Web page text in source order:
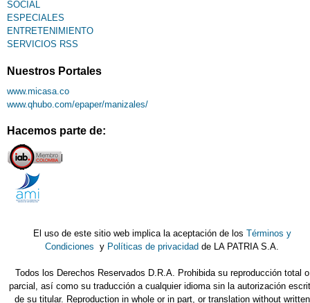
SOCIAL
ESPECIALES
ENTRETENIMIENTO
SERVICIOS RSS
Nuestros Portales
www.micasa.co
www.qhubo.com/epaper/manizales/
Hacemos parte de:
El uso de este sitio web implica la aceptación de los Términos y
Condiciones y Políticas de privacidad de LA PATRIA S.A.
Todos los Derechos Reservados D.R.A. Prohibida su reproducción total o
parcial, así como su traducción a cualquier idioma sin la autorización
de su titular. Reproduction in whole or in part, or translation without written